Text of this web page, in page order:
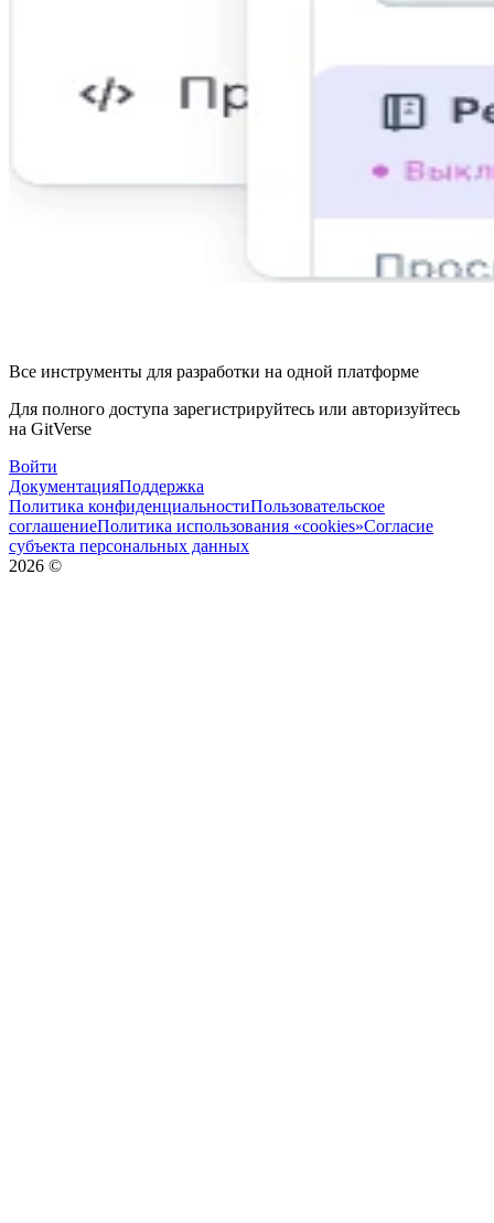
Все инструменты для разработки на одной платформе
Для полного доступа зарегистрируйтесь или авторизуйтесь
на GitVerse
Войти
ДокументацияПоддержка
Политика конфиденциальностиПользовательское
соглашениеПолитика использования «cookies»Согласие
субъекта персональных данных
2026 ©